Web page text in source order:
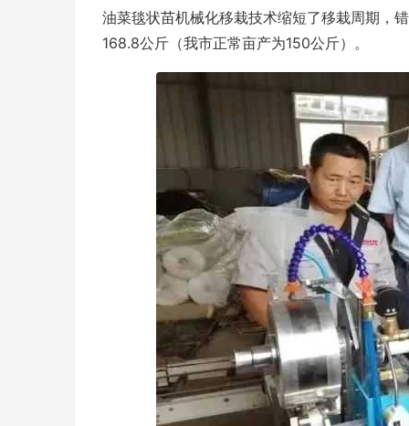
油菜毯状苗机械化移栽技术缩短了移栽周期，
168.8公斤（我市正常亩产为150公斤）。